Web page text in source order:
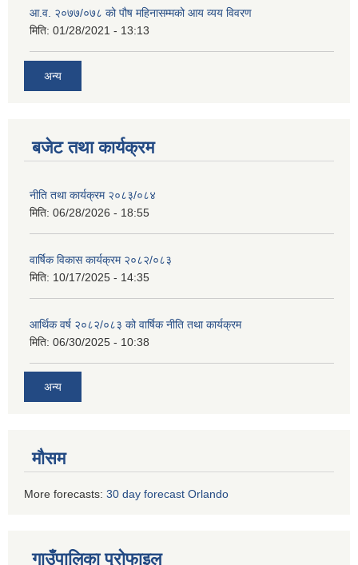
आ.व. २०७७/०७८ को पौष महिनासम्मको आय व्यय विवरण
मिति: 01/28/2021 - 13:13
अन्य
बजेट तथा कार्यक्रम
नीति तथा कार्यक्रम २०८३/०८४
मिति: 06/28/2026 - 18:55
वार्षिक विकास कार्यक्रम २०८२/०८३
मिति: 10/17/2025 - 14:35
आर्थिक वर्ष २०८२/०८३ को वार्षिक नीति तथा कार्यक्रम
मिति: 06/30/2025 - 10:38
अन्य
मौसम
More forecasts: 30 day forecast Orlando
गाउँपालिका प्रोफाइल